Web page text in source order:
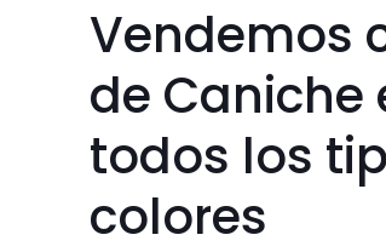
Vendemos
de Caniche
todos los
colores